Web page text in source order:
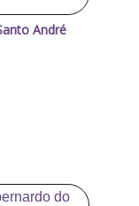
André